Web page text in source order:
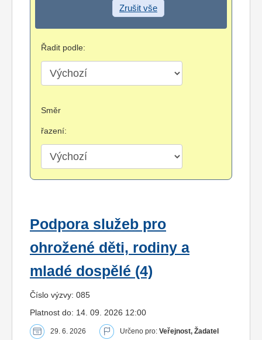
Zrušit vše
Řadit podle:
Směr
řazení:
Podpora služeb pro
ohrožené děti, rodiny a
mladé dospělé (4)
Číslo výzvy: 085
Platnost do: 14. 09. 2026 12:00
29. 6. 2026 Určeno pro: Veřejnost, Žadatel